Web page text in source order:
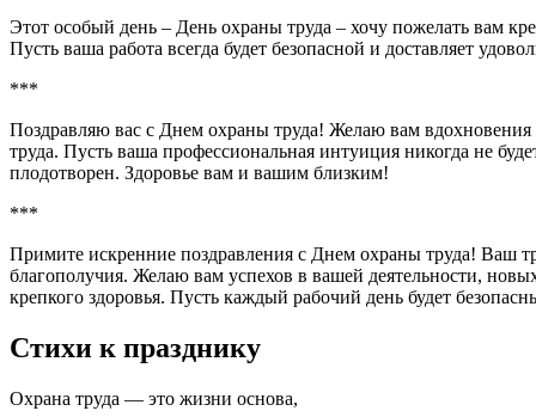
Этот особый день – День охраны труда – хочу пожелать вам
Пусть ваша работа всегда будет безопасной и доставляет
***
Поздравляю вас с Днем охраны труда! Желаю вам
труда. Пусть ваша профессиональная интуиция никогда не
плодотворен. Здоровье вам и вашим близким!
***
Примите искренние поздравления с Днем охраны труда! Ваш
благополучия. Желаю вам успехов в вашей деятельности,
крепкого здоровья. Пусть каждый рабочий день будет
Стихи к празднику
Охрана труда — это жизни основа,